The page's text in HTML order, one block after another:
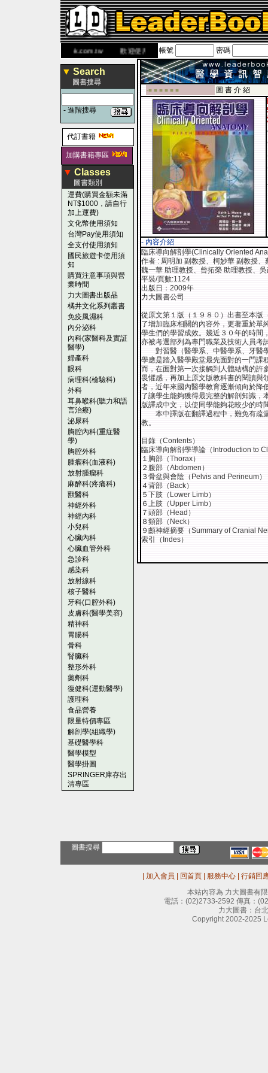
www.leaderbook.com.tw歡迎使用 國民旅遊卡！！
帳號 密碼
▼ Search
圖書搜尋
- 進階搜尋
代訂書籍
加購書籍專區
▼ Classes
圖書類別
運費(購買金額未滿
NT$1000，請自行
加上運費)
文化幣使用須知
台灣Pay使用須知
全支付使用須知
國民旅遊卡使用須
知
購買注意事項與營
業時間
力大圖書出版品
橘井文化系列叢書
免疫風濕科
內分泌科
內科(家醫科及實証
醫學)
婦產科
眼科
病理科(檢驗科)
外科
耳鼻喉科(聽力和語
言治療)
泌尿科
胸腔內科(重症醫
學)
胸腔外科
腫瘤科(血液科)
放射腫瘤科
麻醉科(疼痛科)
獸醫科
神經外科
神經內科
小兒科
心臟內科
心臟血管外科
急診科
感染科
放射線科
核子醫科
牙科(口腔外科)
皮膚科(醫學美容)
精神科
胃腸科
骨科
腎臟科
整形外科
藥劑科
復健科(運動醫學)
護理科
食品營養
限量特價專區
解剖學(組織學)
基礎醫學科
醫學模型
醫學掛圖
SPRINGER庫存出
清專區
-■ ■ ■ ■ ■ ■
圖 書 介 紹
- 內容介紹
臨床導向解剖學(Clinically Oriented
作者 : 周明加 副教授、柯妙華 副教授、
魏一華 助理教授、曾拓榮 助理教授、
平裝/頁數:1124
出版日：2009年
力大圖書公司
從原文第１版（１９８０）出書至本版
了增加臨床相關的內容外，更著重於單
學生們的學習成效。幾近３０年的時間
亦被考選部列為專門職業及技術人員考
對習醫（醫學系、中醫學系、牙醫
學應是踏入醫學殿堂最先面對的一門課
而，在面對第一次接觸到人體結構的許
畏懼感，再加上原文版教科書的閱讀與
者，近年來國內醫學教育逐漸傾向於降
了讓學生能夠獲得最完整的解剖知識
版譯成中文，以使同學能夠花較少的時
本中譯版在翻譯過程中，難免有疏
教。
目錄（Contents）
臨床導向解剖學導論（Introduction to
１胸部（Thorax）
２腹部（Abdomen）
３骨盆與會陰（Pelvis and Perineum）
４背部（Back）
５下肢（Lower Limb）
６上肢（Upper Limb）
７頭部（Head）
８頸部（Neck）
９顱神經摘要（Summary of Cranial
索引（Indes）
圖書搜尋
加入會員 回首頁 服務中心
行銷回
本站內容為 力大圖書有
電話： (02)2733-2592 傳真：
力大圖書：台
Copyright 2002-2025